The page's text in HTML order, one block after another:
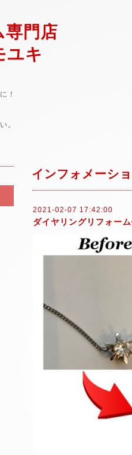
専門店
ユキ
！
。
インフォメーシ
2021-02-07 17:42:00
ダイヤリングリフォー